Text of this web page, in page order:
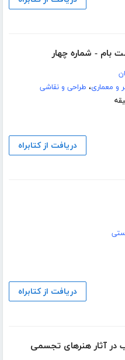
بام - شماره چهار
و معماری، طراحی و نقاشی
دریافت از کتابراه
دریافت از کتابراه
آثار هنرهای تجسمی